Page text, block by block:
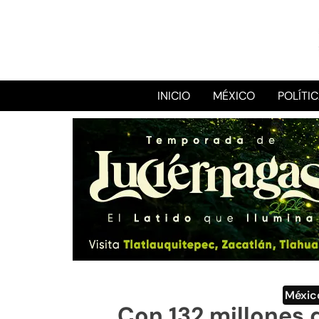
INICIO MÉXICO